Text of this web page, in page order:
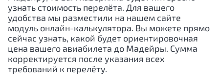
узнать стоимость перелёта. Для вашего
удобства мы разместили на нашем сайте
модуль онлайн-калькулятора. Вы можете прямо
сейчас узнать, какой будет ориентировочная
цена вашего авиабилета до Мадейры. Сумма
корректируется после указания всех
требований к перелёту.